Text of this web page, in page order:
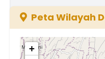
The chart has 1 Y
Peta Wilayah
+